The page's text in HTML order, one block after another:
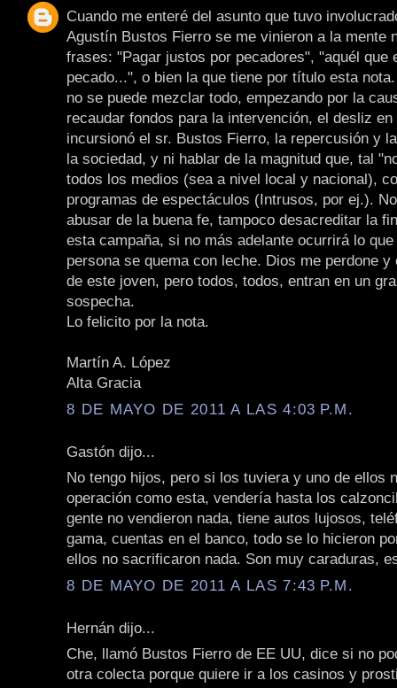
Cuando me enteré del asunto que tuvo
Agustín Bustos Fierro se me vinieron a la mente
frases: "Pagar justos por pecadores", "aquél que
pecado...", o bien la que tiene por título esta
no se puede mezclar todo, empezando por la
recaudar fondos para la intervención, el desliz en
incursionó el sr. Bustos Fierro, la repercusión y
la sociedad, y ni hablar de la magnitud que, tal
todos los medios (sea a nivel local y nacional),
programas de espectáculos (Intrusos, por ej.).
abusar de la buena fe, tampoco desacreditar la
esta campaña, si no más adelante ocurrirá lo que
persona se quema con leche. Dios me perdone y
de este joven, pero todos, todos, entran en un
sospecha.
Lo felicito por la nota.
Martín A. López
Alta Gracia
8 DE MAYO DE 2011 A LAS 4:03 P.M.
Gastón dijo...
No tengo hijos, pero si los tuviera y uno de ellos
operación como esta, vendería hasta los
gente no vendieron nada, tiene autos lujosos,
gama, cuentas en el banco, todo se lo hicieron
ellos no sacrificaron nada. Son muy caraduras,
8 DE MAYO DE 2011 A LAS 7:43 P.M.
Hernán dijo...
Che, llamó Bustos Fierro de EE UU, dice si no
otra colecta porque quiere ir a los casinos y